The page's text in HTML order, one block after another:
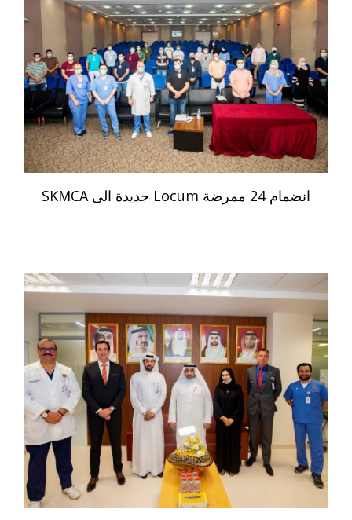
انضمام 24 ممرضة Locum جديدة الى SKMCA